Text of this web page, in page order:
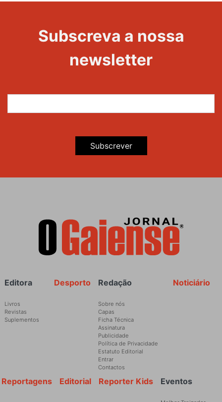
Evento
Subscreva a nossa
newsletter
Subscrever
Rodapé Noticiário
Redação
Sobre nós
Capas
Ficha Técnica
Assinatura
Publicidade
Política de Privacidade
Estatuto Editorial
Entrar
Contactos
Desporto
Editora
Livros
Revistas
Suplementos
Eventos
Reporter Kids
Editorial
Reportagens